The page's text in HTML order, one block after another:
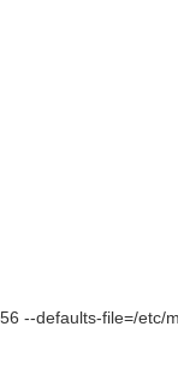
--defaults-file=/etc/